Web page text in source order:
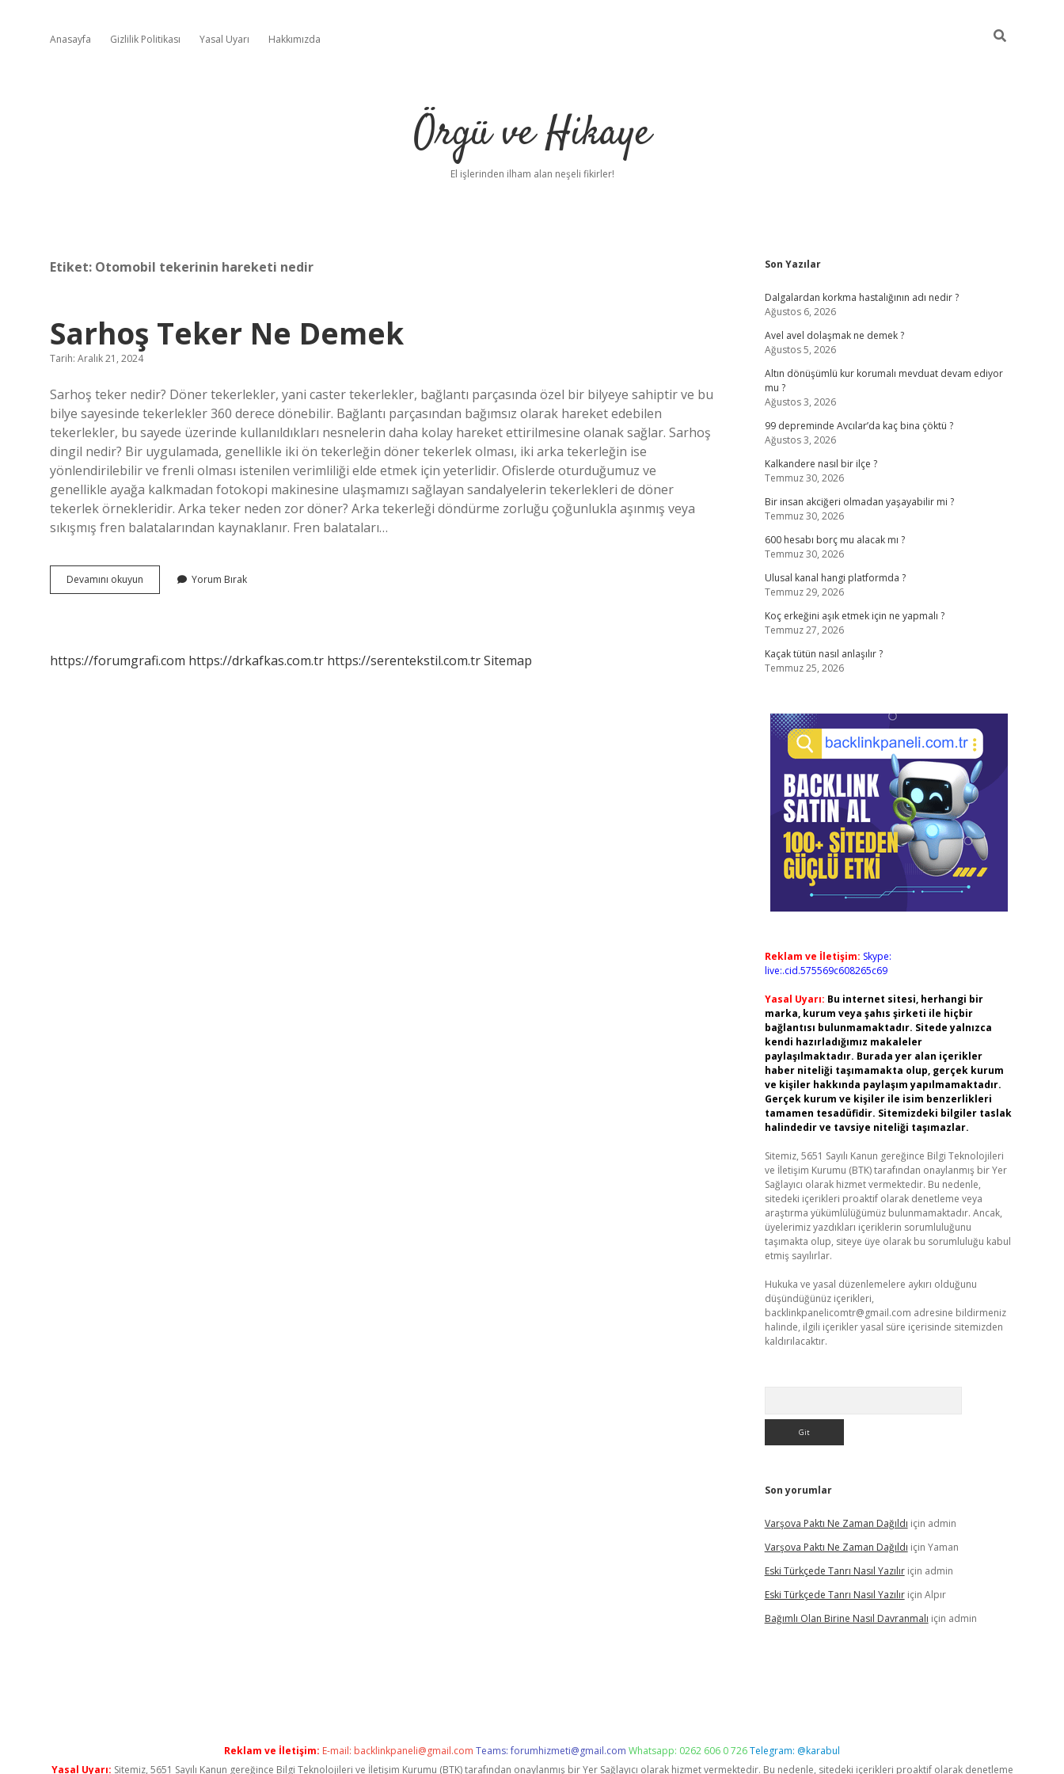
Anasayfa Gizlilik Politikası Yasal Uyarı Hakkımızda
Örgü ve Hikaye
El işlerinden ilham alan neşeli fikirler!
Etiket: Otomobil tekerinin hareketi nedir
Sarhoş Teker Ne Demek
Tarih: Aralık 21, 2024
Sarhoş teker nedir? Döner tekerlekler, yani caster tekerlekler, bağlantı parçasında özel bir bilyeye sahiptir ve bu
bilye sayesinde tekerlekler 360 derece dönebilir. Bağlantı parçasından bağımsız olarak hareket edebilen
tekerlekler, bu sayede üzerinde kullanıldıkları nesnelerin daha kolay hareket ettirilmesine olanak sağlar. Sarhoş
dingil nedir? Bir uygulamada, genellikle iki ön tekerleğin döner tekerlek olması, iki arka tekerleğin ise
yönlendirilebilir ve frenli olması istenilen verimliliği elde etmek için yeterlidir. Ofislerde oturduğumuz ve
genellikle ayağa kalkmadan fotokopi makinesine ulaşmamızı sağlayan sandalyelerin tekerlekleri de döner
tekerlek örnekleridir. Arka teker neden zor döner? Arka tekerleği döndürme zorluğu çoğunlukla aşınmış veya
sıkışmış fren balatalarından kaynaklanır. Fren balataları…
Devamını okuyun
Teker
Yorum Bırak
https://forumgrafi.com https://drkafkas.com.tr https://serentekstil.com.trSitemap
Sidebar
Son Yazılar
Dalgalardan korkma hastalığının adı nedir ?
Ağustos 6, 2026
Avel avel dolaşmak ne demek ?
Ağustos 5, 2026
Altın dönüşümlü kur korumalı mevduat devam ediyor
mu ?
Ağustos 3, 2026
99 depreminde Avcılar’da kaç bina çöktü ?
Ağustos 3, 2026
Kalkandere nasıl bir ilçe ?
Temmuz 30, 2026
Bir insan akciğeri olmadan yaşayabilir mi ?
Temmuz 30, 2026
600 hesabı borç mu alacak mı ?
Temmuz 30, 2026
Ulusal kanal hangi platformda ?
Temmuz 29, 2026
Koç erkeğini aşık etmek için ne yapmalı ?
Temmuz 27, 2026
Kaçak tütün nasıl anlaşılır ?
Temmuz 25, 2026
Reklam ve İletişim: Skype:
live:.cid.575569c608265c69
Yasal Uyarı: Bu internet sitesi, herhangi bir
marka, kurum veya şahıs şirketi ile hiçbir
bağlantısı bulunmamaktadır. Sitede yalnızca
kendi hazırladığımız makaleler
paylaşılmaktadır. Burada yer alan içerikler
haber niteliği taşımamakta olup, gerçek kurum
ve kişiler hakkında paylaşım yapılmamaktadır.
Gerçek kurum ve kişiler ile isim benzerlikleri
tamamen tesadüfidir. Sitemizdeki bilgiler taslak
halindedir ve tavsiye niteliği taşımazlar.
Sitemiz, 5651 Sayılı Kanun gereğince Bilgi Teknolojileri
ve İletişim Kurumu (BTK) tarafından onaylanmış bir Yer
Sağlayıcı olarak hizmet vermektedir. Bu nedenle,
sitedeki içerikleri proaktif olarak denetleme veya
araştırma yükümlülüğümüz bulunmamaktadır. Ancak,
üyelerimiz yazdıkları içeriklerin sorumluluğunu
taşımakta olup, siteye üye olarak bu sorumluluğu kabul
etmiş sayılırlar.
Hukuka ve yasal düzenlemelere aykırı olduğunu
düşündüğünüz içerikleri,
backlinkpanelicomtr@gmail.com adresine bildirmeniz
halinde, ilgili içerikler yasal süre içerisinde sitemizden
kaldırılacaktır.
Son yorumlar
Varşova Paktı Ne Zaman Dağıldı için admin
Varşova Paktı Ne Zaman Dağıldı için Yaman
Eski Türkçede Tanrı Nasıl Yazılıriçin admin
Eski Türkçede Tanrı Nasıl Yazılıriçin Alpır
Bağımlı Olan Birine Nasıl Davranmalı için admin
Reklam ve İletişim: E-mail: backlinkpaneli@gmail.com Teams:forumhizmeti@gmail.com Whatsapp: 0262 606 0 726Telegram: @karabul
Yasal Uyarı: Sitemiz, 5651 Sayılı Kanun gereğince Bilgi Teknolojileri ve İletişim Kurumu (BTK) tarafından onaylanmış bir Yer Sağlayıcı olarak hizmet vermektedir. Bu nedenle, sitedeki içerikleri proaktif olarak denetleme